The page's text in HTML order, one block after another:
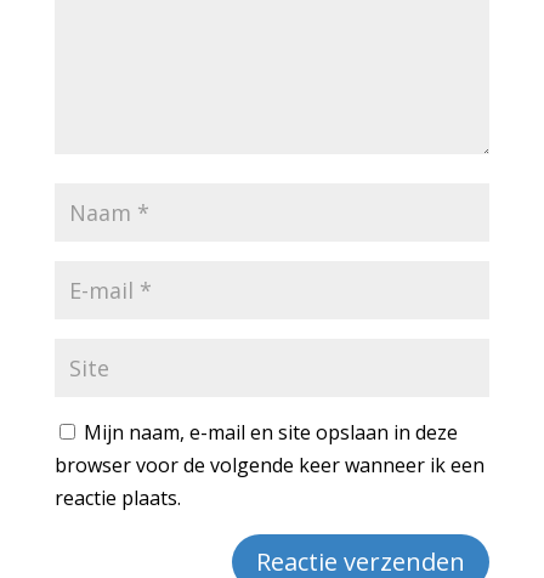
Mijn naam, e-mail en site opslaan in deze
browser voor de volgende keer wanneer ik een
reactie plaats.